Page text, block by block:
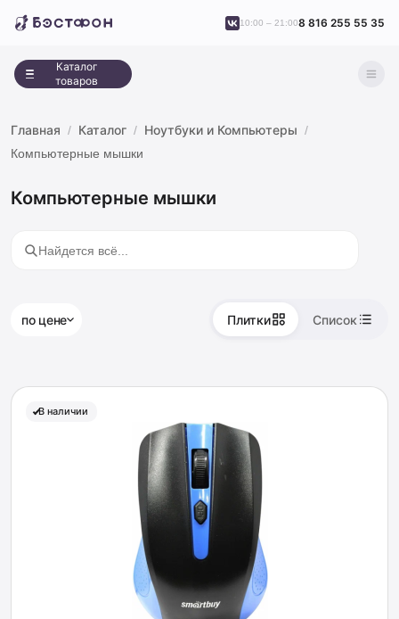
Каталог
товаров
10:00 – 21:008 816 255 55 35
Главная Каталог Ноутбуки и Компьютеры
Компьютерные мышки
Компьютерные мышки
по цене Плитки Список
В наличии